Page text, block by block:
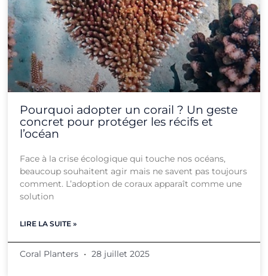
Pourquoi adopter un corail ? Un geste
concret pour protéger les récifs et
l’océan
Face à la crise écologique qui touche nos océans,
beaucoup souhaitent agir mais ne savent pas toujours
comment. L’adoption de coraux apparaît comme une
solution
LIRE LA SUITE »
Coral Planters 28 juillet 2025